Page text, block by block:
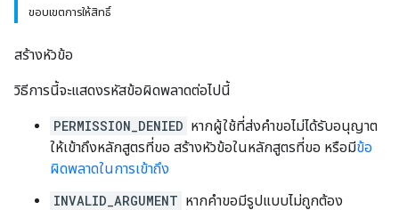
ขอบเขตการให้สิทธิ์
สร้างหัวข้อ
วิธีการนี้จะแสดงรหัสข้อผิดพลาดต่อไปนี้
PERMISSION_DENIED หากผู้ใช้ที่ส่งคำขอไม่ได้รับอนุญาต
ให้เข้าถึงหลักสูตรที่ขอ สร้างหัวข้อในหลักสูตรที่ขอ หรือมีข้อ
ผิดพลาดในการเข้าถึง
INVALID_ARGUMENT หากคำขอมีรูปแบบไม่ถูกต้อง